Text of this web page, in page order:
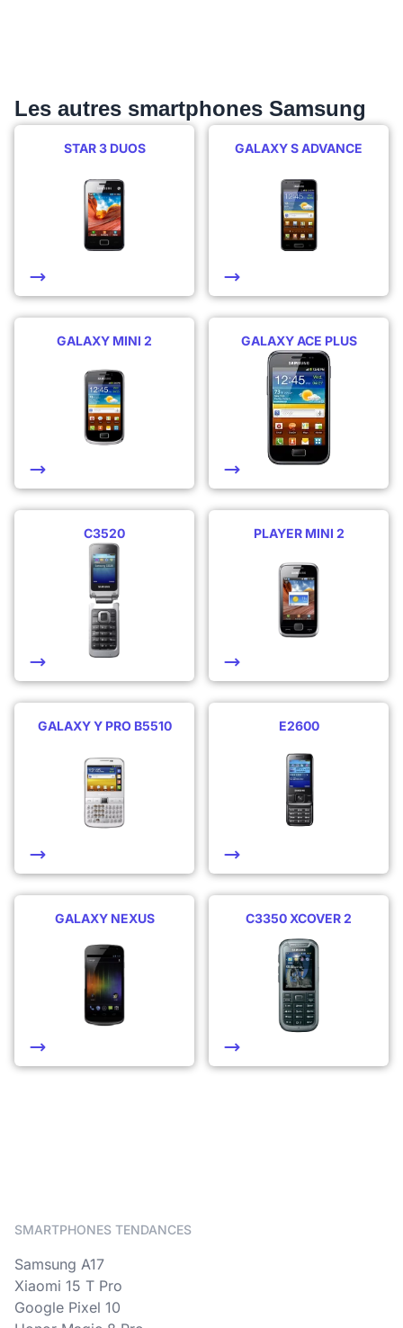
Les autres smartphones Samsung
STAR 3 DUOS GALAXY S ADVANCE
GALAXY MINI 2 GALAXY ACE PLUS
C3520 PLAYER MINI 2
GALAXY Y PRO B5510 E2600
GALAXY NEXUS C3350 XCOVER 2
SMARTPHONES TENDANCES
Samsung A17
Xiaomi 15 T Pro
Google Pixel 10